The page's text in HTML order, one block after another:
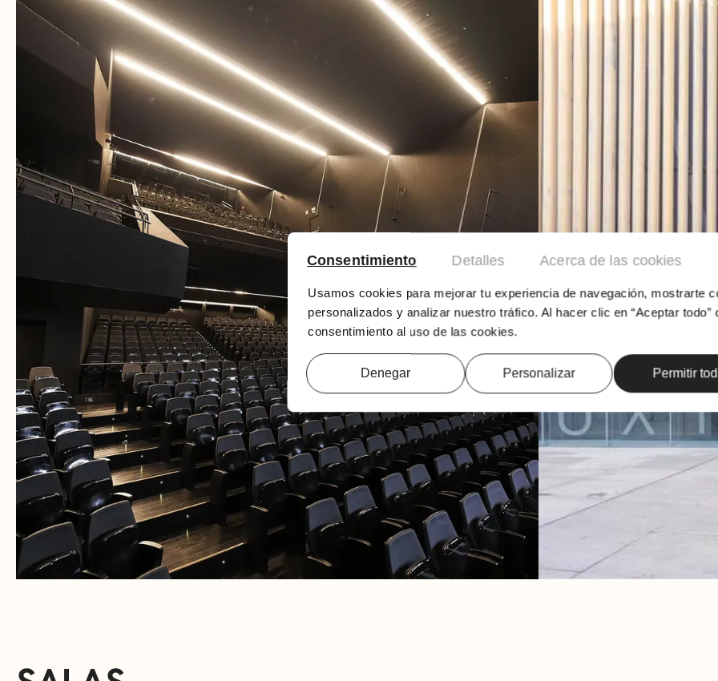
Consentimiento Detalles Acerca de las cookies
Usamos cookies para mejorar tu experiencia de navegación, mostrarte
personalizados y analizar nuestro tráfico. Al hacer clic en “Aceptar todo”
consentimiento al uso de las cookies.
Denegar Personalizar Permitir